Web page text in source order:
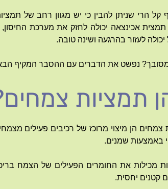
קל הרי שניתן להבין כי יש מגוון רחב של
אכינצאה יכולה לחזק את מערכת החיסון,
יכולה לעזור בהרגעה ושינה טובה.
נפשט את הדברים עם ההסבר המקיף
תמציות
צמחים הן מיצוי מרוכז של רכיבים פעילים
באמצעות שמנים.
מכילות את החומרים הפעילים של הצמח
קטנים יחסית.